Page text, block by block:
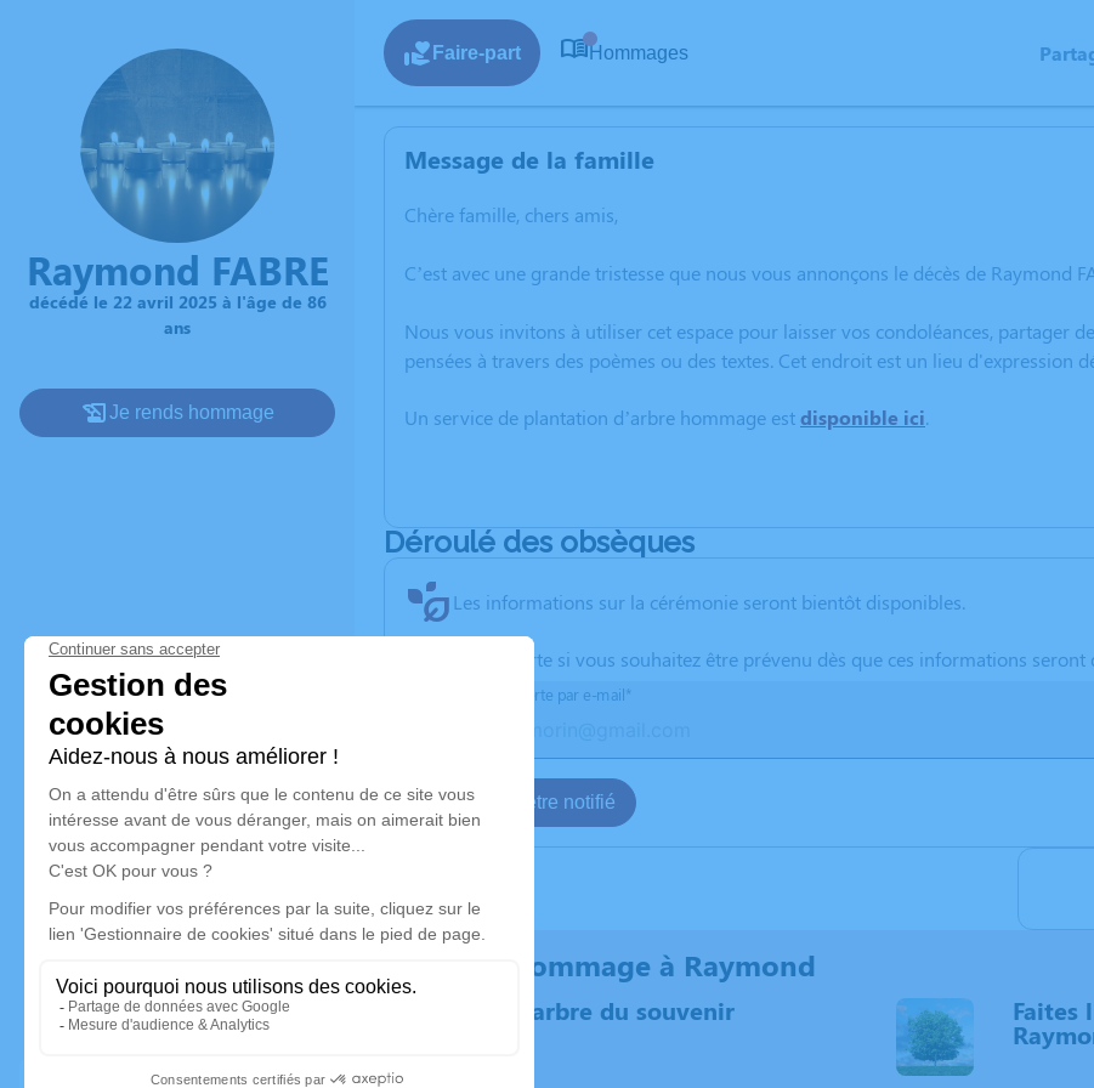
Raymond FABRE
décédé le 22 avril 2025 à l'âge de 86
ans
Je rends hommage
Faire-part Hommages
Message de la famille
Chère famille, chers amis,
C’est avec une grande tristesse que nous vous annonçons le décès de Raymond
Nous vous invitons à utiliser cet espace pour laisser vos condoléances, partager
pensées à travers des poèmes ou des textes. Cet endroit est un lieu d'expression
Un service de plantation d’arbre hommage estdisponible ici.
Déroulé des obsèques
Les informations sur la cérémonie seront bientôt disponibles.
Activez une alerte si vous souhaitez être prévenu dès que ces informations seront
Recevoir une alerte par e-mail*
Je veux être notifié
Rendez hommage à Raymond
Plantez un arbre du souvenir Faites